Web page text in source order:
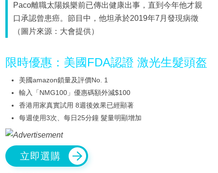
Paco離職太陽娛樂前已傳出健康出事，直到今年他才親
口承認曾患癌。節目中，他坦承於2019年7月發現病徵
（圖片來源：大會提供）
限時優惠：美國FDA認證 激光生髮頭盔
美國amazon鎖量及評價No. 1
輸入「NMG100」優惠碼額外減$100
香港用家真實試用 8週後效果已經顯著
每週使用3次、每日25分鐘 髮量明顯增加
立即選購